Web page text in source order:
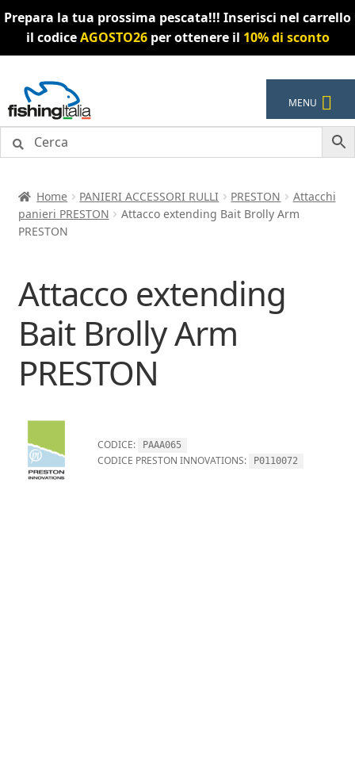
Prepara la tua prossima pescata!!! Inserisci nel carrello
il codiceAGOSTO26per ottenere il 10% di sconto
alla
navigazione
al
contenuto
MENU
Home PANIERI ACCESSORI RULLI PRESTON
Attacchi
panieri PRESTON
Attacco extending Bait Brolly Arm
PRESTON
Attacco extending
Bait Brolly Arm
PRESTON
CODICE: PAAA065
CODICE PRESTON INNOVATIONS: P0110072